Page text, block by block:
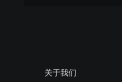
关于我们